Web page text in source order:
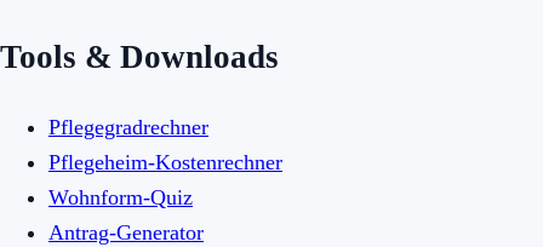
Tools & Downloads
Pflegegradrechner
Pflegeheim-Kostenrechner
Wohnform-Quiz
Antrag-Generator